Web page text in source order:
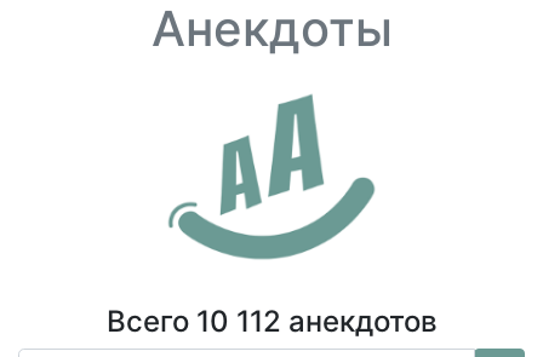
Анекдоты
Всего 10 112 анекдотов